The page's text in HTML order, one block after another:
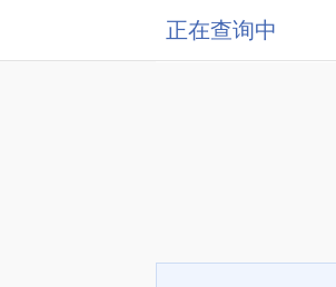
正在查询中